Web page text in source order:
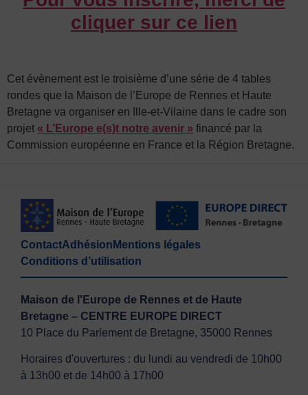
cliquer sur ce lien
Cet évènement est le troisième d’une série de 4 tables
rondes que la Maison de l’Europe de Rennes et Haute
Bretagne va organiser en Ille-et-Vilaine dans le cadre son
projet « L’Europe e(s)t notre avenir » financé par la
Commission européenne en France et la Région Bretagne.
ContactAdhésion Mentions légales
Conditions d’utilisation
Maison de l'Europe de Rennes et de Haute
Bretagne – CENTRE EUROPE DIRECT
10 Place du Parlement de Bretagne, 35000 Rennes
Horaires d'ouvertures : du lundi au vendredi de 10h00
à 13h00 et de 14h00 à 17h00